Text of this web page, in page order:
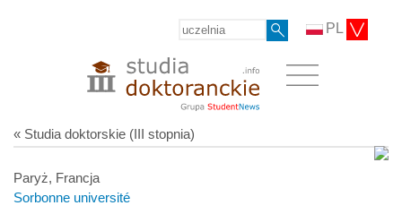
PL
« Studia doktorskie (III stopnia)
Paryż, Francja
Sorbonne université